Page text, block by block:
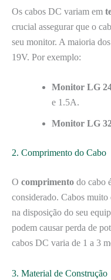
Os cabos DC variam em
crucial assegurar que o
seu monitor. A maioria
19V. Por exemplo:
Monitor LG
e 1.5A.
Monitor LG
2. Comprimento do Cabo
O comprimento do cabo
considerado. Cabos
na disposição do seu
podem causar perda de
cabos DC varia de 1 a 3
3. Material de Construção